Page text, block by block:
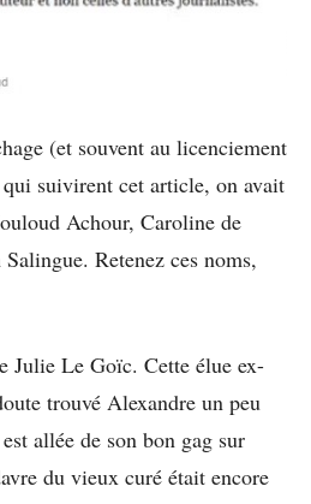
(et souvent au licenciement
suivirent cet article, on avait
Achour, Caroline de
Retenez ces noms,
Julie Le Goïc. Cette élue ex-
trouvé Alexandre un peu
allée de son bon gag sur
du vieux curé était encore